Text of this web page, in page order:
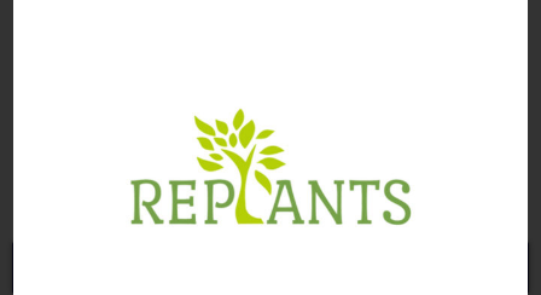

INSGESAMT: 10/10
(0 Bewertungen)